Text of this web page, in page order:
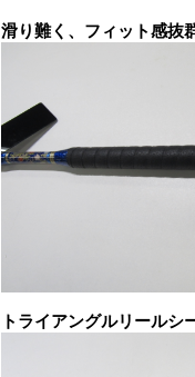
滑り難く、フィット感抜
トライアングルリールシ